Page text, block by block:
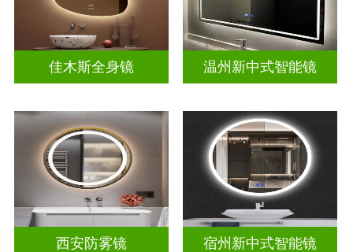
佳木斯全身镜 温州新中式智能镜
西安防雾镜 宿州新中式智能镜